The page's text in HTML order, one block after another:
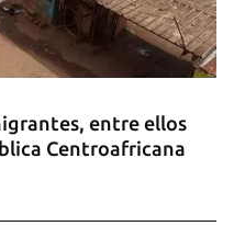
entre ellos
Centroafricana